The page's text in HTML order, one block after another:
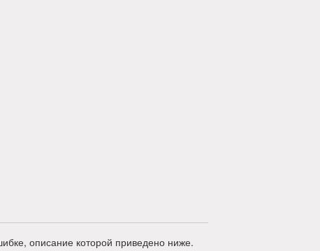
описание которой приведено ниже.